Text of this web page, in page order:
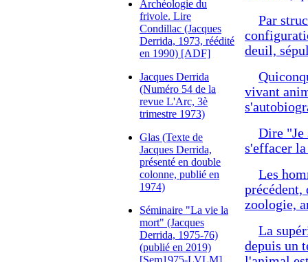
Archéologie du
frivole. Lire
Condillac (Jacques
Derrida, 1973, réédité
en 1990) [ADF]
Jacques Derrida
(Numéro 54 de la
revue L'Arc, 3è
trimestre 1973)
Glas (Texte de
Jacques Derrida,
présenté en double
colonne, publié en
1974)
Séminaire "La vie la
mort" (Jacques
Derrida, 1975-76)
(publié en 2019)
[Sem1975-LVLM]
Par
deuil,
vivant
Dire "Je
s'effacer
Les
zoologie,
La
depuis un